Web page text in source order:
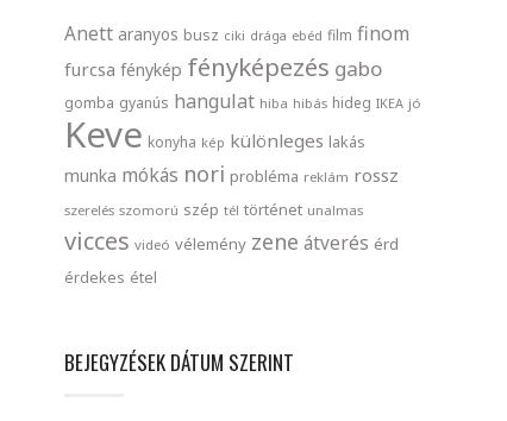
Anett aranyos busz ciki drága ebéd film finom
furcsa fénykép fényképezés gabo
gomba gyanús hangulat hiba hibás hideg IKEA jó
Keve konyha kép különleges lakás
munka mókás nori probléma reklám rossz
szerelés szomorú szép tél történet unalmas
vicces videó vélemény zene átverés érd
érdekes étel
BEJEGYZÉSEK DÁTUM SZERINT